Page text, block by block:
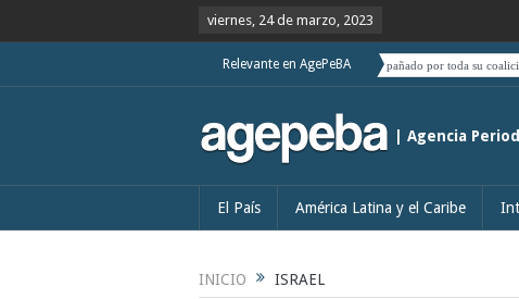
viernes, 24 de marzo, 2023
Relevante en AgePeBA
Habrá que ver si el deslizamiento de Boric hacia el centro es acompañado por toda su coalición
| Agencia
El País América Latina y el Caribe
INICIO ISRAEL